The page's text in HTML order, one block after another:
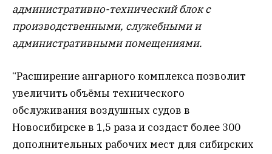
административно-технический блок с
производственными, служебными и
административными помещениями.
“Расширение ангарного комплекса позволит
увеличить объёмы технического
обслуживания воздушных судов в
Новосибирске в 1,5 раза и создаст более 300
дополнительных рабочих мест для сибирских